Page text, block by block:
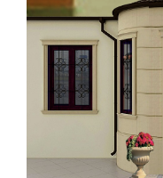
1491 2023-
BƏLƏDIYYƏ
HAKIMIYYƏTI
QAZI
YANAŞMAĞI